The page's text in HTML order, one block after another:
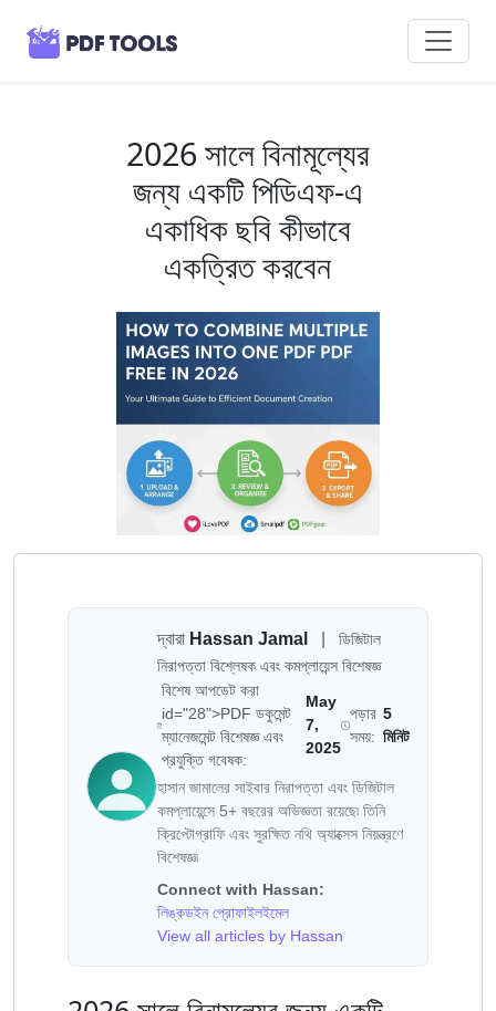
2026 সালে বিনামূল্যের
জন্য একটি পিডিএফ-এ
একাধিক ছবি কীভাবে
একত্রিত করবেন
দ্বারা Hassan Jamal
ডিজিটাল
নিরাপত্তা বিশ্লেষক এবং কমপ্লায়েন্স বিশেষজ্ঞ
বিশেষ আপডেট করা
id="28">PDF ডকুমেন্ট
ম্যানেজমেন্ট বিশেষজ্ঞ এবং
প্রযুক্তি গবেষক:
May
7,
2025
পড়ার
সময়:
5
মিনিট
হাসান জামালের সাইবার নিরাপত্তা এবং ডিজিটাল
কমপ্লায়েন্সে 5+ বছরের অভিজ্ঞতা রয়েছে৷ তিনি
ক্রিপ্টোগ্রাফি এবং সুরক্ষিত নথি অ্যাক্সেস নিয়ন্ত্রণে
বিশেষজ্ঞ৷
Connect with Hassan:
লিঙ্কডইন প্রোফাইলইমেল
View all articles by Hassan